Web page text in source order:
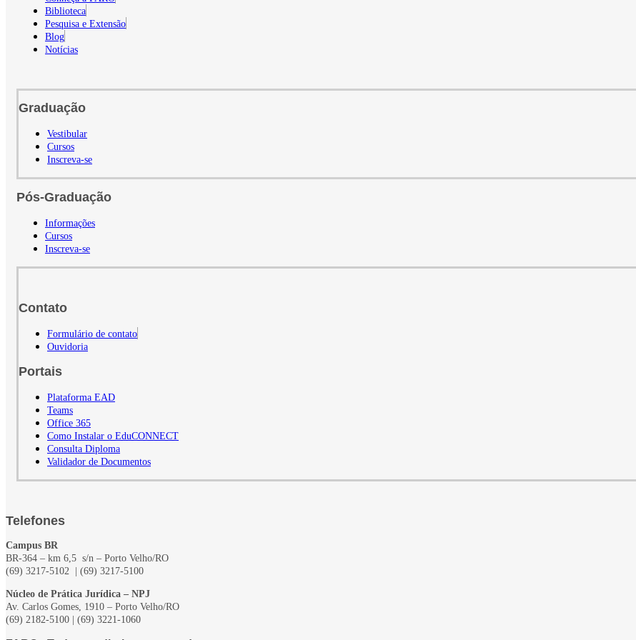
Biblioteca
Pesquisa e Extensão
Blog
Notícias
Graduação
Vestibular
Cursos
Inscreva-se
Pós-Graduação
Informações
Cursos
Inscreva-se
Contato
Formulário de contato
Ouvidoria
Portais
Plataforma EAD
Teams
Office 365
Como Instalar o EduCONNECT
Consulta Diploma
Validador de Documentos
Telefones
Campus BR
BR-364 – km 6,5 s/n – Porto Velho/RO
(69) 3217-5102 | (69) 3217-5100
Núcleo de Prática Jurídica – NPJ
Av. Carlos Gomes, 1910 – Porto Velho/RO
(69) 2182-5100 | (69) 3221-1060